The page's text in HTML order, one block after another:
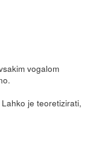
vogalom
je teoretizirati,